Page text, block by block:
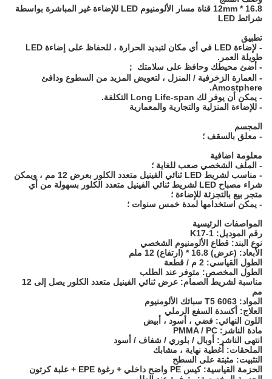
16.8 * 12mm قناة مسار الألومنيوم LED للإضاءة غير المباشرة بواسطة
شرائط LED
تطبيق
- لإضاءة LED في أي مكان لتبديد الحرارة ، للحفاظ على إضاءة LED
طويلة العمر.
- أضئ محيطك وحافظ على سلامتك ；
- العمارة الزخرفية / المنزل ، لتعويض المزيد من السطوع ودافئ
Amostphere.
- يمكن أن يوفر لك Long Life-span التكلفة.
- للإضاءة المنزلية والتجارية والمعمارية
المجسم
- معلق بالسقف ؛
معلومة اضافية
- الملف الشخصي صعب للغاية ؛
- مناسب لشريط LED ثنائي الفينيل متعدد الكلور بعرض 12 مم ، ويمكن
شراء مصباح LED لشريط ثنائي الفينيل متعدد الكلور بسهولة من أي
متجر بيع بالتجزئة للإضاءة ؛
- يمكن استخدامها لمدة خمس سنوات ؛
المواصفات الرئيسية
رقم الموديل: K17-1
نوع البند: قطاع الألومنيوم الشخصي
الأبعاد: (عرض) 16.8 * (ارتفاع) 12 ملم
الطول القياسي: 2 م / قطعة
الطول المخصص: متوفر عند الطلب
مناسبة لشريط الصمام: عرض ثنائي الفينيل متعدد الكلور يصل إلى 12
مم
المواد: 6063 T5 سبائك الألومنيوم
العلاج: أكسدة السفع الرملي
اللون النهائي: فضي ، أسود ، أبيض
مادة الناشر: PMMA / PC
انتهى الناشر: أوبال / بلوري / شفاف / أسود
الملحقات: أغطية نهاية ، مشابك
التثبيت: مثبتة على السطح
الحزمة القياسية: كيس PE واضح داخلي + رغوة EPE + علبة كرتون